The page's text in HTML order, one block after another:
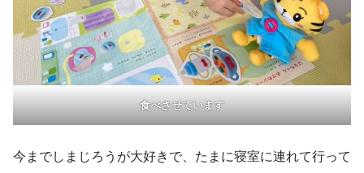
食べさせています
今までしまじろうが大好きで、たまに寝室に連れて行って